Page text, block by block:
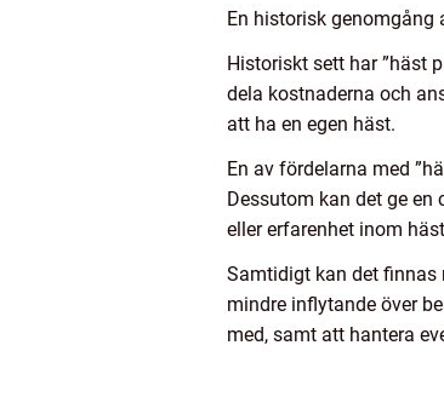
En historisk genomgång
Historiskt sett har ”häst
dela kostnaderna och
att ha en egen häst.
En av fördelarna med
Dessutom kan det ge
eller erfarenhet inom
Samtidigt kan det finnas
mindre inflytande över
med, samt att hantera